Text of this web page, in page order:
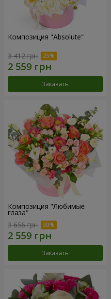
Композиция "Absolute"
3 412 грн
Заказать
Композиция "Любимые
глаза"
3 656 грн
Заказать